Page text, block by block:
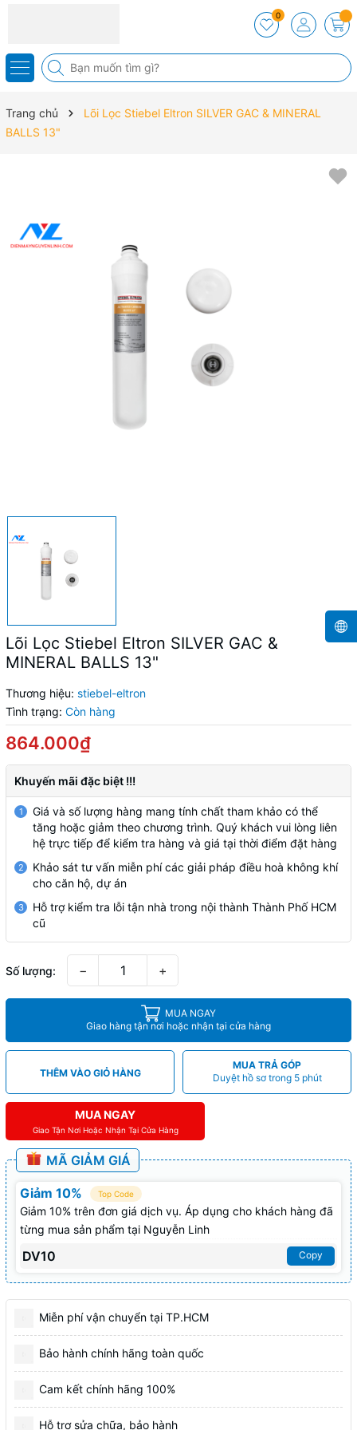
0
Trang chủ
Lõi Lọc Stiebel Eltron SILVER GAC & MINERAL
BALLS 13"
Lõi Lọc Stiebel Eltron SILVER GAC &
MINERAL BALLS 13"
Thương hiệu: stiebel-eltron
Tình trạng: Còn hàng
864.000₫
Khuyến mãi đặc biệt !!!
1
Giá và số lượng hàng mang tính chất tham khảo có thể
tăng hoặc giảm theo chương trình. Quý khách vui lòng liên
hệ trực tiếp để kiểm tra hàng và giá tại thời điểm đặt hàng
2
Khảo sát tư vấn miễn phí các giải pháp điều hoà không khí
cho căn hộ, dự án
3
Hỗ trợ kiểm tra lỗi tận nhà trong nội thành Thành Phố HCM
cũ
Số lượng: − +
MUA NGAY
Giao hàng tận nơi hoặc nhận tại cửa hàng
THÊM VÀO GIỎ HÀNG
MUA TRẢ GÓP
Duyệt hồ sơ trong 5 phút
MUA NGAY
Giao Tận Nơi Hoặc Nhận Tại Cửa Hàng
MÃ GIẢM GIÁ
Giảm 10% Top Code
Giảm 10% trên đơn giá dịch vụ. Áp dụng cho khách hàng đã
từng mua sản phẩm tại Nguyễn Linh
DV10 Copy
Miễn phí vận chuyển tại TP.HCM
Bảo hành chính hãng toàn quốc
Cam kết chính hãng 100%
Hỗ trợ sửa chữa, bảo hành